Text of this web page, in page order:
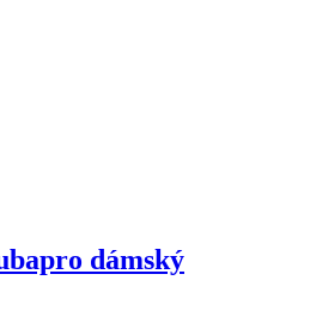
dámský